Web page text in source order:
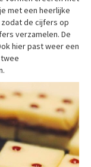
met een heerlijke
de cijfers op
verzamelen. De
hier past weer een